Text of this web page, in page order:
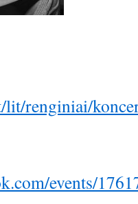
renginiai/
events/